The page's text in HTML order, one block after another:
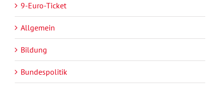
9-Euro-Ticket
Allgemein
Bildung
Bundespolitik